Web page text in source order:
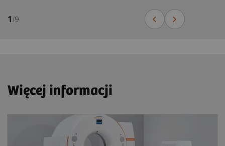
1/9
Więcej informacji